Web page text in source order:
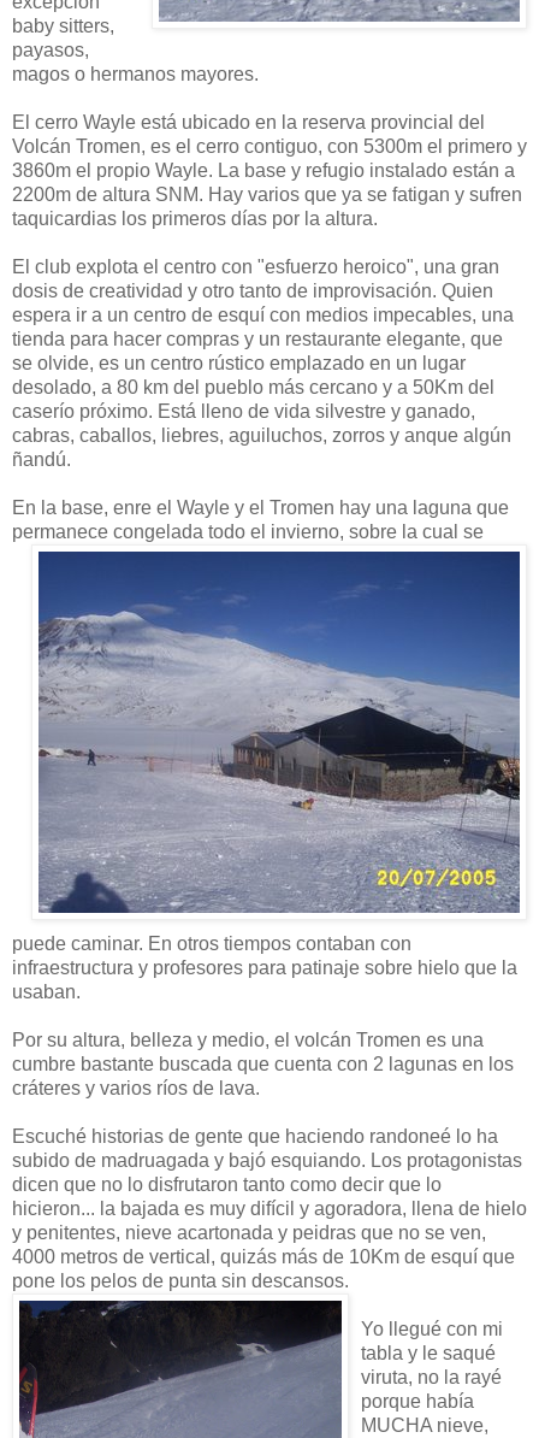
baby sitters,
payasos,
magos o hermanos mayores.
El cerro Wayle está ubicado en la reserva provincial del
Volcán Tromen, es el cerro contiguo, con 5300m el primero y
3860m el propio Wayle. La base y refugio instalado están a
2200m de altura SNM. Hay varios que ya se fatigan y sufren
taquicardias los primeros días por la altura.
El club explota el centro con "esfuerzo heroico", una gran
dosis de creatividad y otro tanto de improvisación. Quien
espera ir a un centro de esquí con medios impecables, una
tienda para hacer compras y un restaurante elegante, que
se olvide, es un centro rústico emplazado en un lugar
desolado, a 80 km del pueblo más cercano y a 50Km del
caserío próximo. Está lleno de vida silvestre y ganado,
cabras, caballos, liebres, aguiluchos, zorros y anque algún
ñandú.
En la base, enre el Wayle y el Tromen hay una laguna que
permanece congelada todo el invierno, sobre la cual se
puede caminar. En otros tiempos contaban con
infraestructura y profesores para patinaje sobre hielo que la
usaban.
Por su altura, belleza y medio, el volcán Tromen es una
cumbre bastante buscada que cuenta con 2 lagunas en los
cráteres y varios ríos de lava.
Escuché historias de gente que haciendo randoneé lo ha
subido de madruagada y bajó esquiando. Los protagonistas
dicen que no lo disfrutaron tanto como decir que lo
hicieron... la bajada es muy difícil y agoradora, llena de hielo
y penitentes, nieve acartonada y peidras que no se ven,
4000 metros de vertical, quizás más de 10Km de esquí que
pone los pelos de punta sin descansos.
Yo llegué con mi
tabla y le saqué
viruta, no la rayé
porque había
MUCHA nieve,